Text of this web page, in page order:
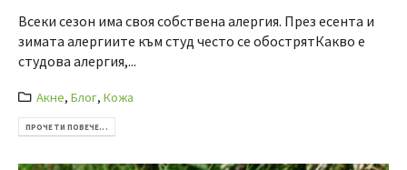
Всеки сезон има своя собствена алергия. През есента и
зимата алергиите към студ често се обострятКакво е
студова алергия,...
Акне,Блог,Кожа
ПРОЧЕТИ ПОВЕЧЕ...